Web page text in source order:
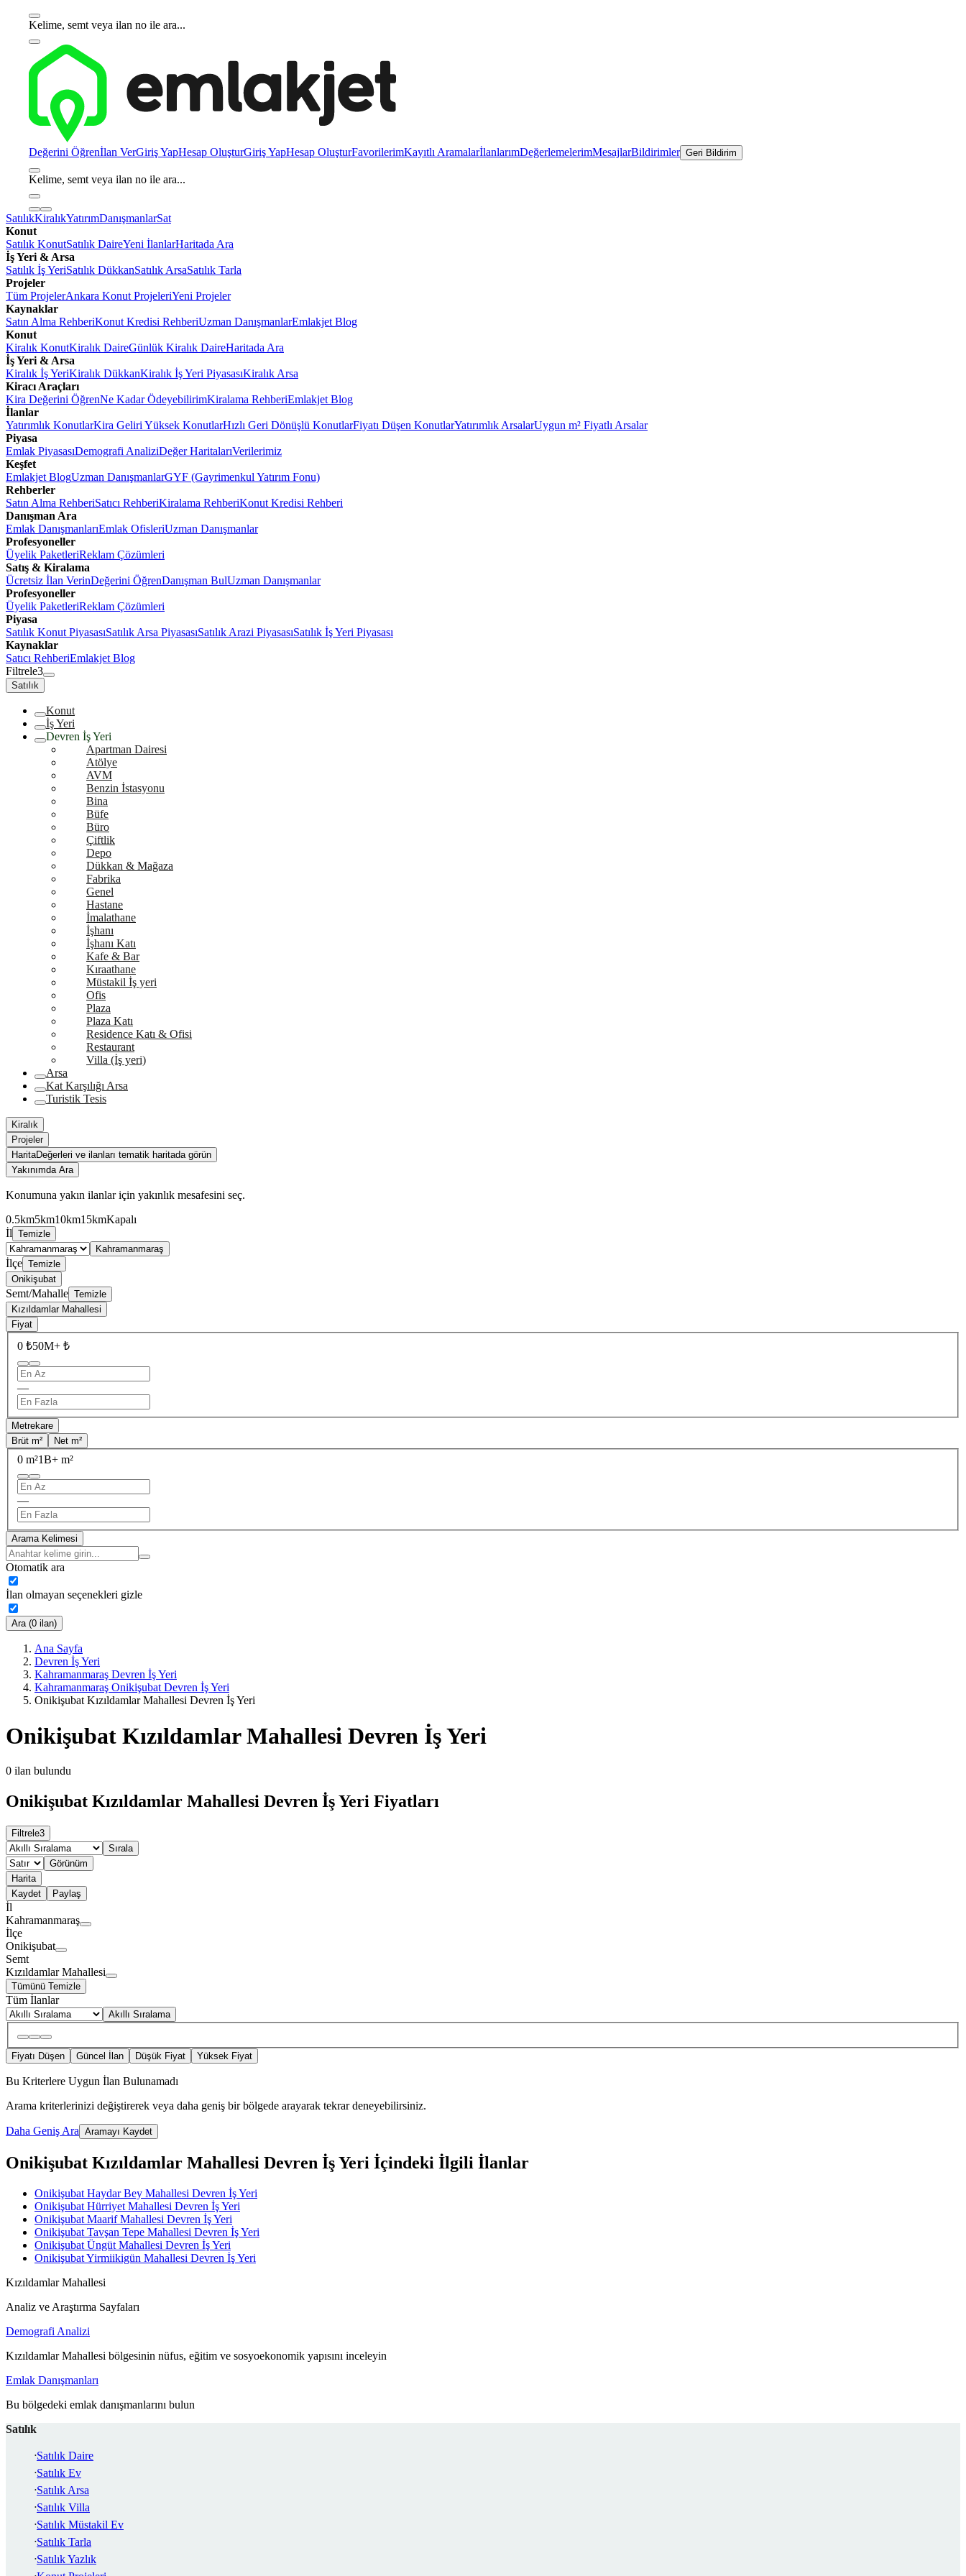
Kelime, semt veya ilan no ile ara...
Değerini Öğrenİlan VerGiriş YapHesap OluşturGiriş YapHesap OluşturFavorilerimKayıtlı AramalarİlanlarımDeğerlemelerimMesajlarBildirimler Geri Bildirim
Kelime, semt veya ilan no ile ara...
SatılıkKiralıkYatırımDanışmanlarSat
Konut
Satılık KonutSatılık DaireYeni İlanlarHaritada Ara
İş Yeri & Arsa
Satılık İş YeriSatılık DükkanSatılık ArsaSatılık Tarla
Projeler
Tüm ProjelerAnkara Konut ProjeleriYeni Projeler
Kaynaklar
Satın Alma RehberiKonut Kredisi RehberiUzman DanışmanlarEmlakjet Blog
Konut
Kiralık KonutKiralık DaireGünlük Kiralık DaireHaritada Ara
İş Yeri & Arsa
Kiralık İş YeriKiralık DükkanKiralık İş Yeri PiyasasıKiralık Arsa
Kiracı Araçları
Kira Değerini ÖğrenNe Kadar ÖdeyebilirimKiralama RehberiEmlakjet Blog
İlanlar
Yatırımlık KonutlarKira Geliri Yüksek KonutlarHızlı Geri Dönüşlü KonutlarFiyatı Düşen KonutlarYatırımlık ArsalarUygun m² Fiyatlı Arsalar
Piyasa
Emlak PiyasasıDemografi AnaliziDeğer HaritalarıVerilerimiz
Keşfet
Emlakjet BlogUzman DanışmanlarGYF (Gayrimenkul Yatırım Fonu)
Rehberler
Satın Alma RehberiSatıcı RehberiKiralama RehberiKonut Kredisi Rehberi
Danışman Ara
Emlak DanışmanlarıEmlak OfisleriUzman Danışmanlar
Profesyoneller
Üyelik PaketleriReklam Çözümleri
Satış & Kiralama
Ücretsiz İlan VerinDeğerini ÖğrenDanışman BulUzman Danışmanlar
Profesyoneller
Üyelik PaketleriReklam Çözümleri
Piyasa
Satılık Konut PiyasasıSatılık Arsa PiyasasıSatılık Arazi PiyasasıSatılık İş Yeri Piyasası
Kaynaklar
Satıcı RehberiEmlakjet Blog
Filtrele3
Satılık
Konut
İş Yeri
Devren İş Yeri
Apartman Dairesi
Atölye
AVM
Benzin İstasyonu
Bina
Büfe
Büro
Çiftlik
Depo
Dükkan & Mağaza
Fabrika
Genel
Hastane
İmalathane
İşhanı
İşhanı Katı
Kafe & Bar
Kıraathane
Müstakil İş yeri
Ofis
Plaza
Plaza Katı
Residence Katı & Ofisi
Restaurant
Villa (İş yeri)
Arsa
Kat Karşılığı Arsa
Turistik Tesis
Kiralık
Projeler
HaritaDeğerleri ve ilanları tematik haritada görün
Yakınımda Ara
Konumuna yakın ilanlar için yakınlık mesafesini seç.
0.5km5km10km15kmKapalı
İl Temizle
Kahramanmaraş
İlçe Temizle
Onikişubat
Semt/Mahalle Temizle
Kızıldamlar Mahallesi
Fiyat
0 ₺50M+ ₺
—
Metrekare
Brüt m²
Net m²
0 m²1B+ m²
—
Arama Kelimesi
Otomatik ara
İlan olmayan seçenekleri gizle
Ara (0 ilan)
Ana Sayfa
Devren İş Yeri
Kahramanmaraş Devren İş Yeri
Kahramanmaraş Onikişubat Devren İş Yeri
Onikişubat Kızıldamlar Mahallesi Devren İş Yeri
Onikişubat Kızıldamlar Mahallesi Devren İş Yeri
0 ilan bulundu
Onikişubat Kızıldamlar Mahallesi Devren İş Yeri Fiyatları
Filtrele3
Sırala
Görünüm
Harita
Kaydet
Paylaş
İl
Kahramanmaraş
İlçe
Onikişubat
Semt
Kızıldamlar Mahallesi
Tümünü Temizle
Tüm İlanlar
Akıllı Sıralama
Fiyatı Düşen Güncel İlan Düşük Fiyat Yüksek Fiyat
Bu Kriterlere Uygun İlan Bulunamadı
Arama kriterlerinizi değiştirerek veya daha geniş bir bölgede arayarak tekrar deneyebilirsiniz.
Daha Geniş Ara Aramayı Kaydet
Onikişubat Kızıldamlar Mahallesi Devren İş Yeri İçindeki İlgili İlanlar
Onikişubat Haydar Bey Mahallesi Devren İş Yeri
Onikişubat Hürriyet Mahallesi Devren İş Yeri
Onikişubat Maarif Mahallesi Devren İş Yeri
Onikişubat Tavşan Tepe Mahallesi Devren İş Yeri
Onikişubat Üngüt Mahallesi Devren İş Yeri
Onikişubat Yirmiikigün Mahallesi Devren İş Yeri
Kızıldamlar Mahallesi
Analiz ve Araştırma Sayfaları
Demografi Analizi
Kızıldamlar Mahallesi bölgesinin nüfus, eğitim ve sosyoekonomik yapısını inceleyin
Emlak Danışmanları
Bu bölgedeki emlak danışmanlarını bulun
Satılık
Satılık Daire
Satılık Ev
Satılık Arsa
Satılık Villa
Satılık Müstakil Ev
Satılık Tarla
Satılık Yazlık